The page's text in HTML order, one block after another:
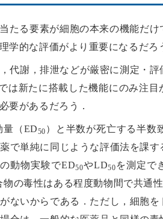
たる要素が細胞の本来の機能だ
学的な評価がより重要になるだろ
代謝，排泄などが厳密に測定・
は新たに搭載した機能にのみ注目
要があるだろう．
量（ED50 ）と半数が死亡する半数
単純に同じような評価法を課す
動物実験でED50やLD50 を測定で
の毒性はある程度動物間で共通
ないからである．ただし，細胞